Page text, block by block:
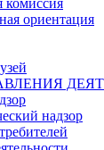
комиссия
ориентация
надзор